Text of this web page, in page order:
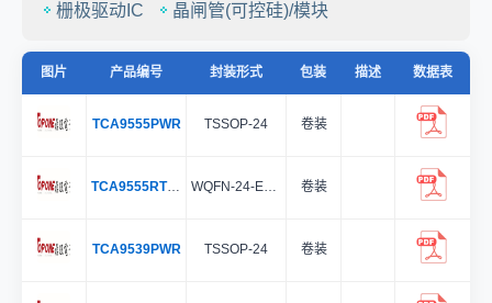
栅极驱动IC
晶闸管(可控硅)/模块
图片 产品编号 封装形式 包装 描述 数据表
TCA9555PWR TSSOP-24 卷装
TCA9555RTWR WQFN-24-EP(4x4) 卷装
TCA9539PWR TSSOP-24 卷装